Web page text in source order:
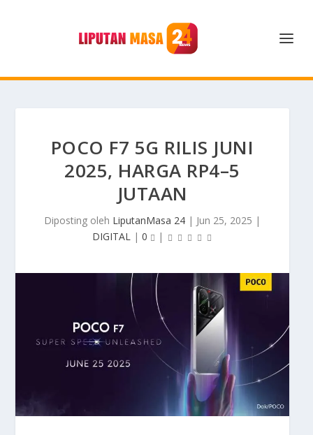
POCO F7 5G RILIS JUNI
2025, HARGA RP4–5
JUTAAN
Diposting oleh LiputanMasa 24 | Jun 25, 2025 |
DIGITAL | 0 |